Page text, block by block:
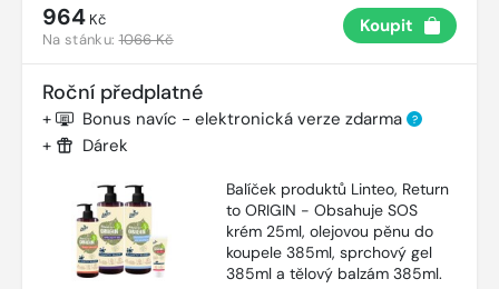
964 Kč
Na stánku:1066 Kč
Koupit
Roční předplatné
+ Bonus navíc - elektronická verze zdarma ?
+ Dárek
Balíček produktů Linteo, Return
to ORIGIN - Obsahuje SOS
krém 25ml, olejovou pěnu do
koupele 385ml, sprchový gel
385ml a tělový balzám 385ml.